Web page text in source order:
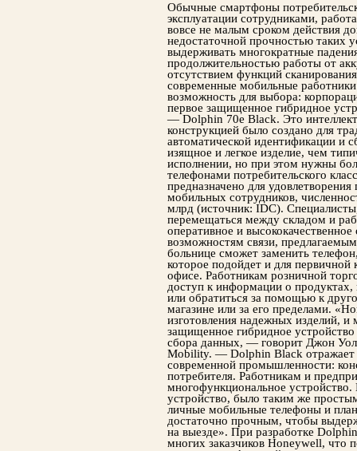
Обычные смартфоны
эксплуатации сотрудниками,
вовсе не малым сроком действия
недостаточной прочностью таких
выдерживать многократные
продолжительностью работы от
отсутствием функций
современные мобильные
возможность для выбора:
первое защищенное гибридное
— Dolphin 70e Black. Это
конструкцией было создано для
автоматической идентификации и
изящное и легкое изделие, чем
исполнении, но при этом нужны
телефонами потребительского
предназначено для
мобильных сотрудников,
млрд (источник: IDC).
перемещаться между складом и
оперативное и
возможностям связи,
больнице сможет заменить
которое подойдет и для первичной
офисе. Работникам розничной
доступ к информации о продуктах,
или обратиться за помощью к
магазине или за его пределами.
изготовления надежных изделий,
защищенное гибридное
сбора данных, — говорит Джон
Mobility. — Dolphin Black отражает
современной промышленности:
потребителя. Работникам и
многофункциональное
устройство, было таким же
личные мобильные телефоны и
достаточно прочным, чтобы
на выезде». При разработке
многих заказчиков Honeywell, что